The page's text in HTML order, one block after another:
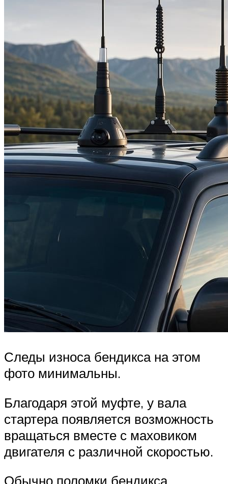
Следы износа бендикса на этом
фото минимальны.
Благодаря этой муфте, у вала
стартера появляется возможность
вращаться вместе с маховиком
двигателя с различной скоростью.
Обычно поломки бендикса